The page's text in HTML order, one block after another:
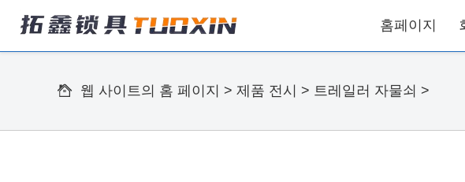
홈페이지
웹 사이트의 홈 페이지 > 제품 전시 > 트레일러 자물쇠 >